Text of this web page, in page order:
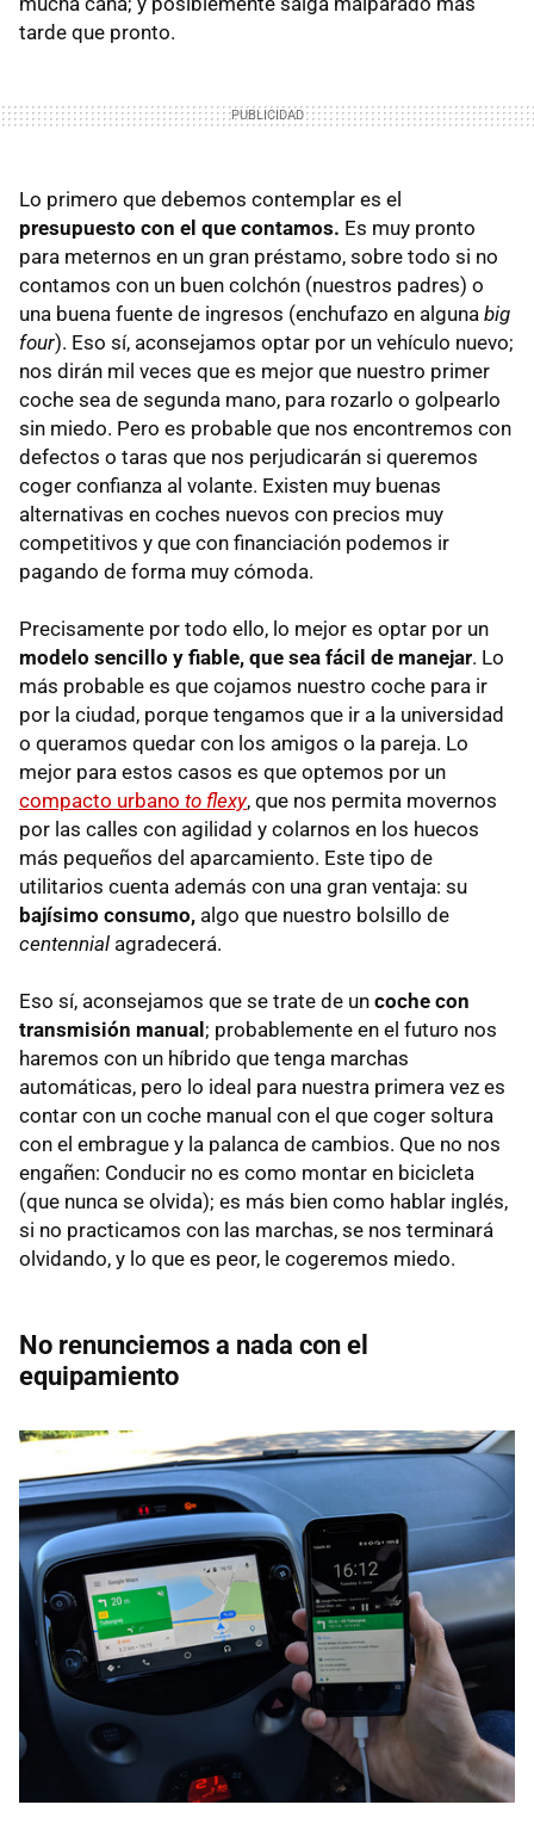
tarde que pronto.
Lo primero que debemos contemplar es el
presupuesto con el que contamos. Es muy pronto
para meternos en un gran préstamo, sobre todo si no
contamos con un buen colchón (nuestros padres) o
una buena fuente de ingresos (enchufazo en alguna big
four). Eso sí, aconsejamos optar por un vehículo nuevo;
nos dirán mil veces que es mejor que nuestro primer
coche sea de segunda mano, para rozarlo o golpearlo
sin miedo. Pero es probable que nos encontremos con
defectos o taras que nos perjudicarán si queremos
coger confianza al volante. Existen muy buenas
alternativas en coches nuevos con precios muy
competitivos y que con financiación podemos ir
pagando de forma muy cómoda.
Precisamente por todo ello, lo mejor es optar por un
modelo sencillo y fiable, que sea fácil de manejar. Lo
más probable es que cojamos nuestro coche para ir
por la ciudad, porque tengamos que ir a la universidad
o queramos quedar con los amigos o la pareja. Lo
mejor para estos casos es que optemos por un
compacto urbano to flexy, que nos permita movernos
por las calles con agilidad y colarnos en los huecos
más pequeños del aparcamiento. Este tipo de
utilitarios cuenta además con una gran ventaja: su
bajísimo consumo, algo que nuestro bolsillo de
centennial agradecerá.
Eso sí, aconsejamos que se trate de un coche con
transmisión manual; probablemente en el futuro nos
haremos con un híbrido que tenga marchas
automáticas, pero lo ideal para nuestra primera vez es
contar con un coche manual con el que coger soltura
con el embrague y la palanca de cambios. Que no nos
engañen: Conducir no es como montar en bicicleta
(que nunca se olvida); es más bien como hablar inglés,
si no practicamos con las marchas, se nos terminará
olvidando, y lo que es peor, le cogeremos miedo.
No renunciemos a nada con el
equipamiento